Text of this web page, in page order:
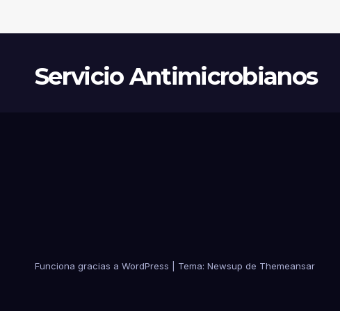
Servicio Antimicrobianos
Funciona gracias a WordPress Tema: Newsup de Themeansar